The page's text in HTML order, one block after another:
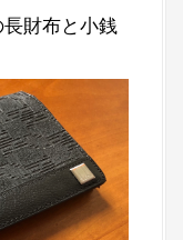
財布と小銭